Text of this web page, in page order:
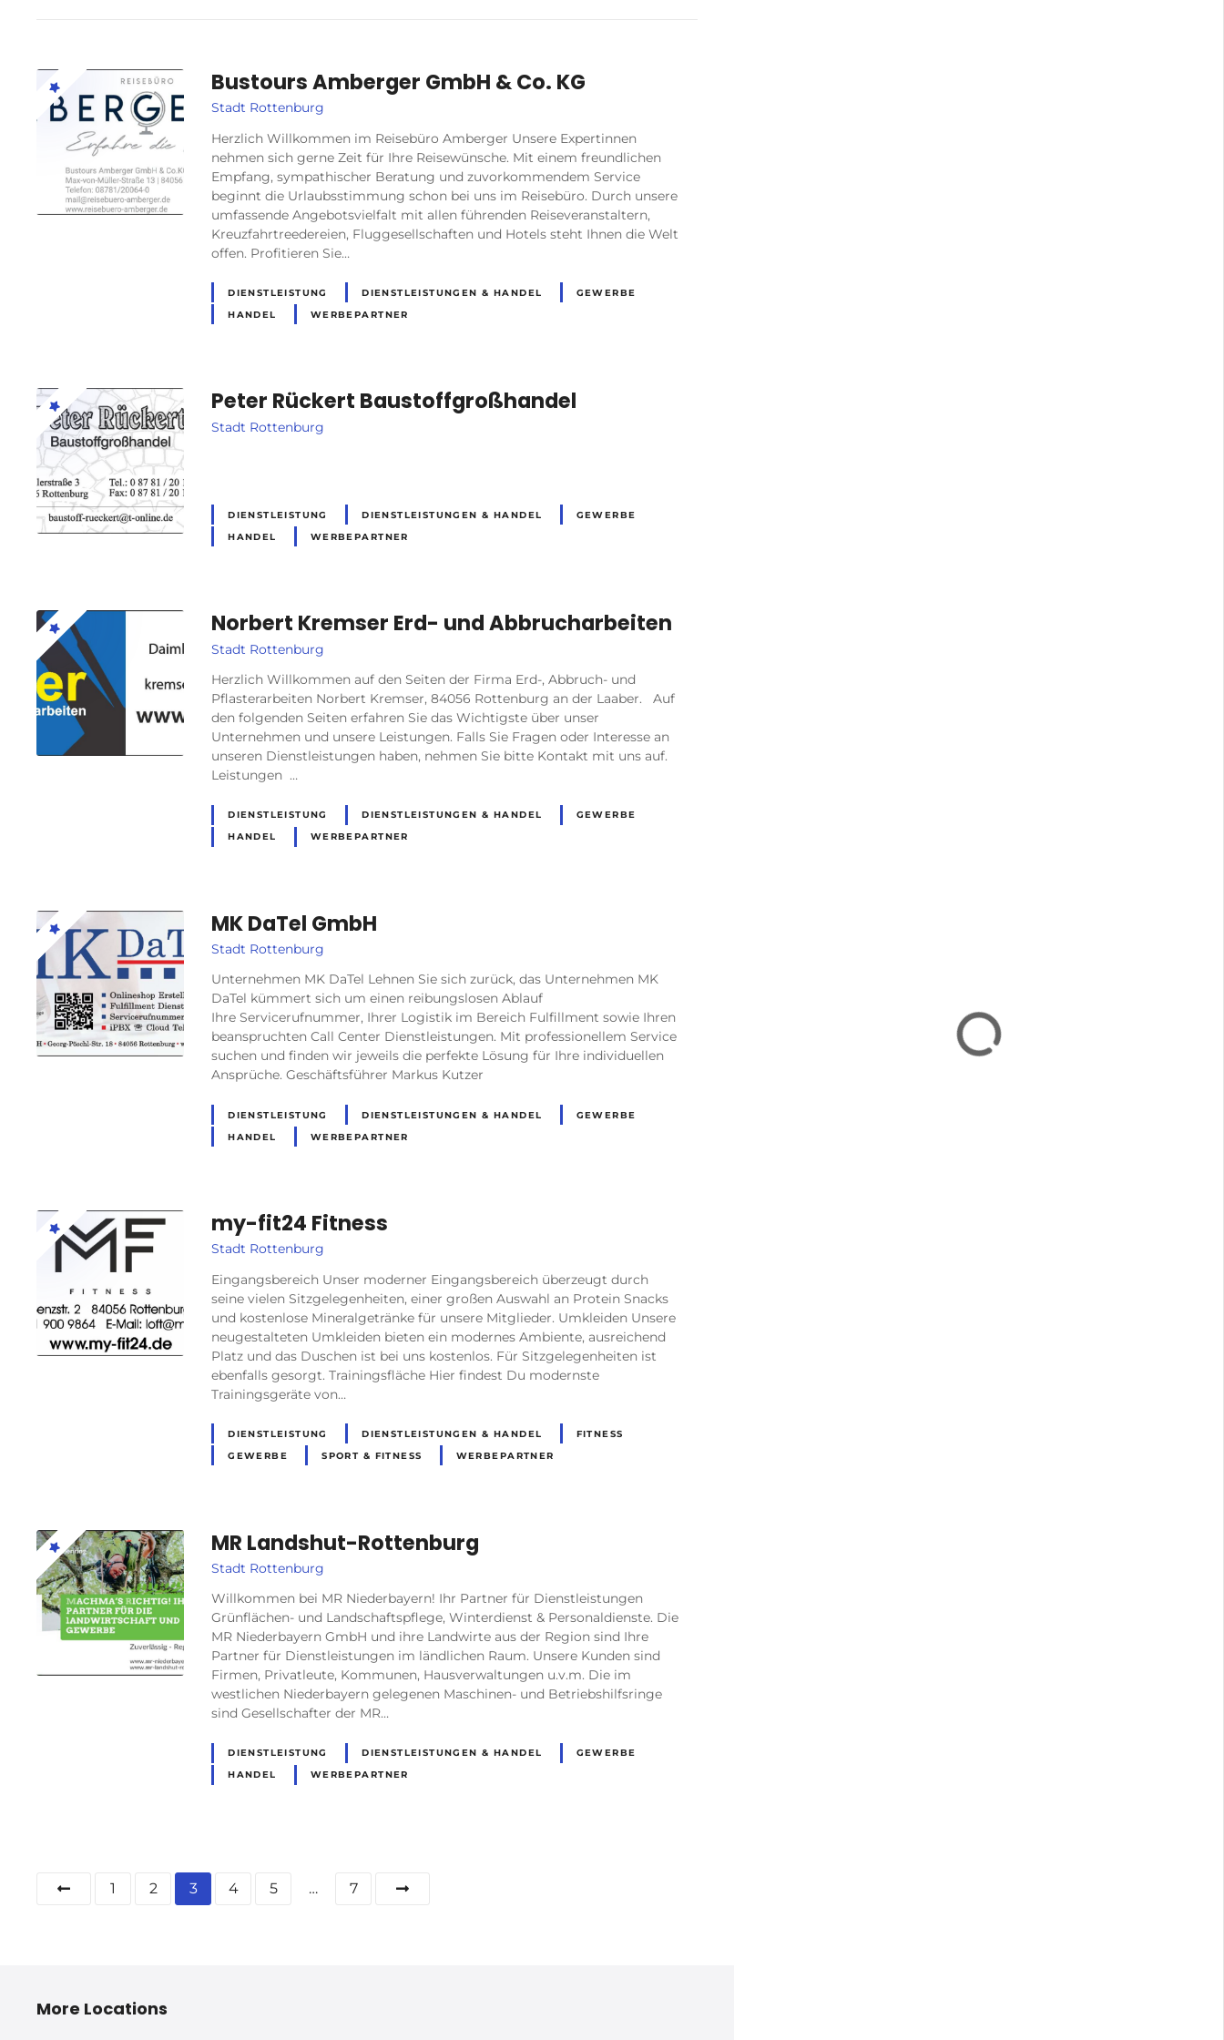
Bustours Amberger GmbH & Co. KG
Stadt Rottenburg
Herzlich Willkommen im Reisebüro Amberger Unsere Expertinnen
nehmen sich gerne Zeit für Ihre Reisewünsche. Mit einem freundlichen
Empfang, sympathischer Beratung und zuvorkommendem Service
beginnt die Urlaubsstimmung schon bei uns im Reisebüro. Durch unsere
umfassende Angebotsvielfalt mit allen führenden Reiseveranstaltern,
Kreuzfahrtreedereien, Fluggesellschaften und Hotels steht Ihnen die Welt
offen. Profitieren Sie…
DIENSTLEISTUNG DIENSTLEISTUNGEN & HANDEL
GEWERBE
HANDEL
WERBEPARTNER
Peter Rückert Baustoffgroßhandel
Stadt Rottenburg
DIENSTLEISTUNG DIENSTLEISTUNGEN & HANDEL
GEWERBE
HANDEL
WERBEPARTNER
Norbert Kremser Erd- und Abbrucharbeiten
Stadt Rottenburg
Herzlich Willkommen auf den Seiten der Firma Erd-, Abbruch- und
Pflasterarbeiten Norbert Kremser, 84056 Rottenburg an der Laaber. Auf
den folgenden Seiten erfahren Sie das Wichtigste über unser
Unternehmen und unsere Leistungen. Falls Sie Fragen oder Interesse an
unseren Dienstleistungen haben, nehmen Sie bitte Kontakt mit uns auf.
Leistungen …
DIENSTLEISTUNG DIENSTLEISTUNGEN & HANDEL
GEWERBE
HANDEL
WERBEPARTNER
MK DaTel GmbH
Stadt Rottenburg
Unternehmen MK DaTel Lehnen Sie sich zurück, das Unternehmen MK
DaTel kümmert sich um einen reibungslosen Ablauf
Ihre Servicerufnummer, Ihrer Logistik im Bereich Fulfillment sowie Ihren
beanspruchten Call Center Dienstleistungen. Mit professionellem Service
suchen und finden wir jeweils die perfekte Lösung für Ihre individuellen
Ansprüche. Geschäftsführer Markus Kutzer
DIENSTLEISTUNG DIENSTLEISTUNGEN & HANDEL
GEWERBE
HANDEL
WERBEPARTNER
my-fit24 Fitness
Stadt Rottenburg
Eingangsbereich Unser moderner Eingangsbereich überzeugt durch
seine vielen Sitzgelegenheiten, einer großen Auswahl an Protein Snacks
und kostenlose Mineralgetränke für unsere Mitglieder. Umkleiden Unsere
neugestalteten Umkleiden bieten ein modernes Ambiente, ausreichend
Platz und das Duschen ist bei uns kostenlos. Für Sitzgelegenheiten ist
ebenfalls gesorgt. Trainingsfläche Hier findest Du modernste
Trainingsgeräte von…
DIENSTLEISTUNG DIENSTLEISTUNGEN & HANDEL
FITNESS
GEWERBE
SPORT & FITNESS WERBEPARTNER
MR Landshut-Rottenburg
Stadt Rottenburg
Willkommen bei MR Niederbayern! Ihr Partner für Dienstleistungen
Grünflächen- und Landschaftspflege, Winterdienst & Personaldienste. Die
MR Niederbayern GmbH und ihre Landwirte aus der Region sind Ihre
Partner für Dienstleistungen im ländlichen Raum. Unsere Kunden sind
Firmen, Privatleute, Kommunen, Hausverwaltungen u.v.m. Die im
westlichen Niederbayern gelegenen Maschinen- und Betriebshilfsringe
sind Gesellschafter der MR…
DIENSTLEISTUNG DIENSTLEISTUNGEN & HANDEL
GEWERBE
HANDEL
WERBEPARTNER
t
1 2 3 4 5 … 7
More Locations